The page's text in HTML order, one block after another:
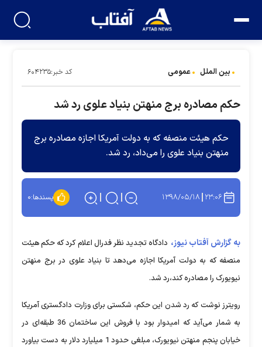
بین الملل عمومی کد خبر:۶۰۴۲۳۵
حکم مصادره برج منهتن بنیاد علوی رد شد
حکم هیئت منصفه که به دولت آمریکا اجازه مصادره برج
منهتن بنیاد علوی را می‌داد، رد شد.
۲۳:۰۶ ۱۳۹۸/۰۵/۱۸ پسندها:۰
به گزارش آفتاب نیوز، دادگاه تجدید نظر فدرال اعلام کرد که حکم هیئت
منصفه که به دولت آمریکا اجازه می‌دهد تا بنیاد علوی در برج منهتن
نیویورک را مصادره کند،‌رد شد.
رویترز نوشت که رد شدن این حکم، شکستی برای وزارت دادگستری آمریکا
به شمار می‌آید که امیدوار بود با فروش این ساختمان 36 طبقه‌ای در
خیابان پنجم منهتن نیویورک، مبلغی حدود 1 میلیارد دلار به دست بیاورد